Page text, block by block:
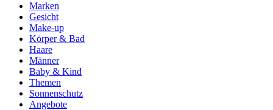
Marken
Gesicht
Make-up
Körper & Bad
Haare
Männer
Baby & Kind
Themen
Sonnenschutz
Angebote